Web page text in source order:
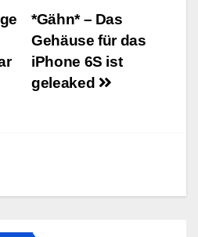
*Gähn* – Das
Gehäuse für das
iPhone 6S ist
geleaked